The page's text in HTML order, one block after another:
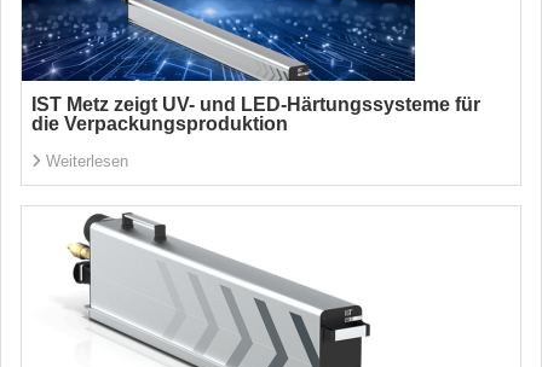
IST Metz zeigt UV- und LED-Härtungssysteme für
die Verpackungsproduktion
Weiterlesen